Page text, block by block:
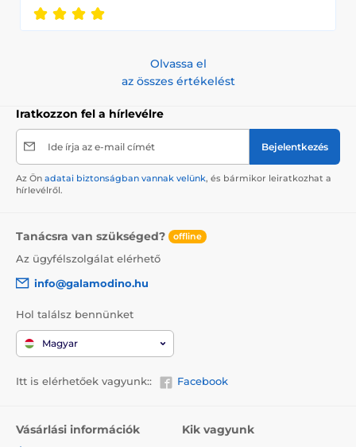
Olvassa el
az összes értékelést
Iratkozzon fel a hírlevélre
Ide írja az e-mail címét Bejelentkezés
Az Ön adatai biztonságban vannak velünk, és bármikor leiratkozhat a
hírlevélről.
Tanácsra van szükséged? offline
Az ügyfélszolgálat elérhető
info@galamodino.hu
Hol találsz bennünket
Magyar
Itt is elérhetőek vagyunk:: Facebook
Vásárlási információk Kik vagyunk